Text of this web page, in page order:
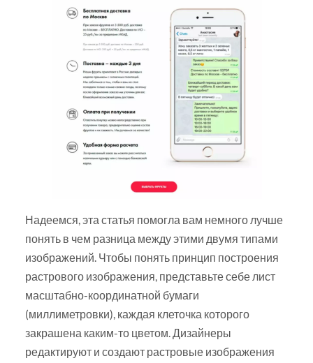
Надеемся, эта статья помогла вам немного лучше
понять в чем разница между этими двумя типами
изображений. Чтобы понять принцип построения
растрового изображения, представьте себе лист
масштабно-координатной бумаги
(миллиметровки), каждая клеточка которого
закрашена каким-то цветом. Дизайнеры
редактируют и создают растровые изображения